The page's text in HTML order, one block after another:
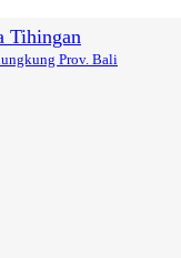
Tihingan
Prov. Bali